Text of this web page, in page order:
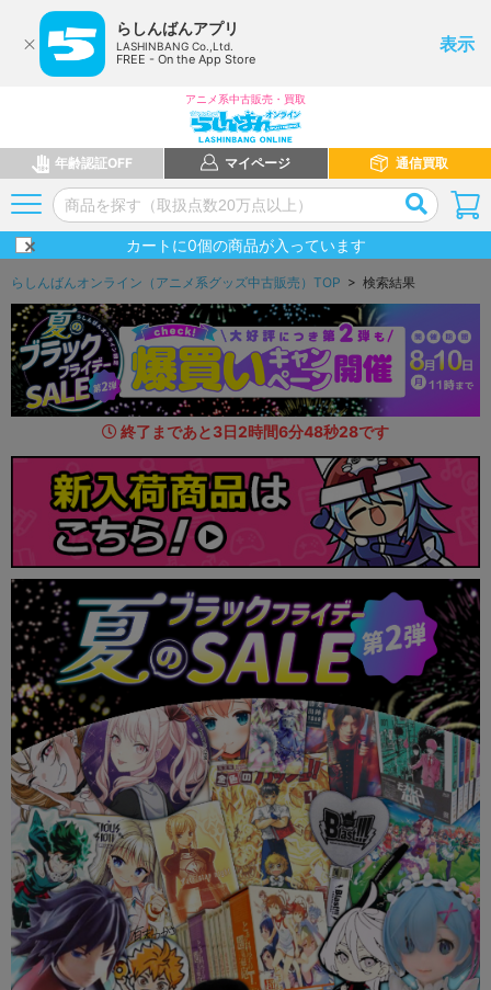
らしんばんアプリ
LASHINBANG Co.,Ltd.
FREE - On the App Store
表示
アニメ系中古販売・買取
年齢認証OFF マイページ 通信買取
カートに0個の商品が入っています
らしんばんオンライン（アニメ系グッズ中古販売）TOP > 検索結果
終了まであと3日2時間6分46秒97です